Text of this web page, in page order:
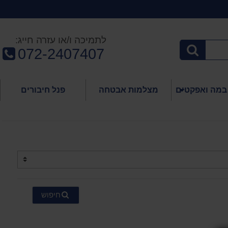
לתמיכה ו/או עזרה חייג:
טלפון:
072-2407407
ואפקטים מצלמות אבטחה פנל חיבורים
חיפוש